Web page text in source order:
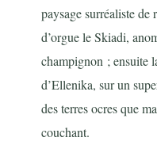
paysage surréaliste de
d’orgue le Skiadi,
champignon ; ensuite
d’Ellenika, sur un
des terres ocres que
couchant.